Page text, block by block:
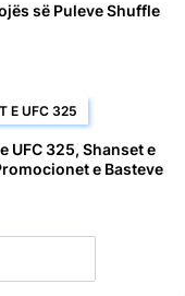
së Puleve Shuffle
E UFC 325
UFC 325, Shanset e
e Basteve